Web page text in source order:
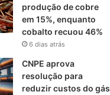
produção de cobre
em 15%, enquanto
cobalto recuou 46%
6 dias atrás
CNPE aprova
resolução para
reduzir custos do gás